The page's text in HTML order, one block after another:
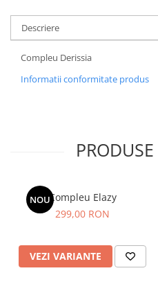
Descriere
Compleu Derissia
Informatii conformitate produs
NOUCompleu Elazy
299,00 RON
VEZI VARIANTE